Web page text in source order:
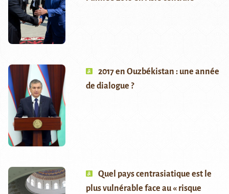
2017 en Ouzbékistan : une année
de dialogue ?
Quel pays centrasiatique est le
plus vulnérable face au « risque